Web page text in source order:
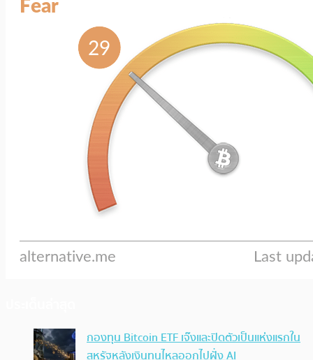
กองทุน Bitcoin ETF เจ๊งและปิดตัวเป็นแห่งแรกใน
สหรัฐหลังเงินทุนไหลออกไปฝั่ง AI